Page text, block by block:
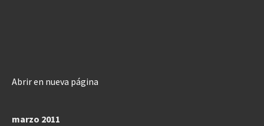
Abrir en nueva página
marzo 2011